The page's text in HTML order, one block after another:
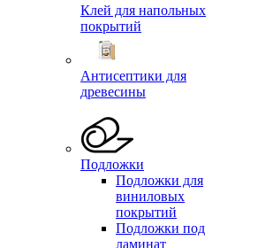
Клей для напольных
покрытий
Антисептики для
древесины
Подложки
Подложки для
виниловых
покрытий
Подложки под
ламинат